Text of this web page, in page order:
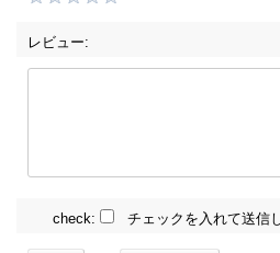
レビュー:
check: チェックを入れて送信